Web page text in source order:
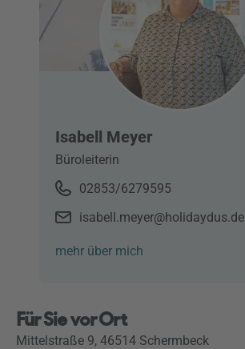
Isabell Meyer
Büroleiterin
02853/6279595
isabell.meyer@holidaydus.de
mehr über mich
Für Sie vor Ort
Mittelstraße 9, 46514 Schermbeck